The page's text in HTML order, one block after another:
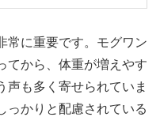
常に重要です。モグワン
てから、体重が増えやす
声も多く寄せられていま
っかりと配慮されている